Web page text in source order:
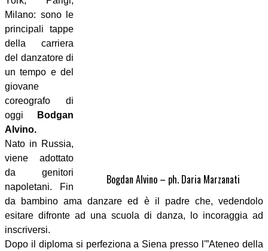
Bogdan Alvino – ph. Daria Marzanati
Milano: sono le
principali tappe
della carriera
del danzatore di
un tempo e del
giovane
coreografo di
oggi
Bodgan
Alvino.
Nato in Russia,
viene adottato
da genitori
napoletani. Fin
da bambino ama danzare ed è il padre che, vedendolo
esitare difronte ad una scuola di danza, lo incoraggia ad
inscriversi.
Dopo il diploma si perfeziona a Siena presso l'”Ateneo della